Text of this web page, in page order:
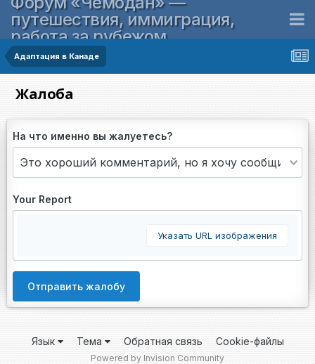
путешествия, иммиграция,
работа за рубежом
Адаптация в Канаде
Жалоба
На что именно вы жалуетесь?
Your Report
Указать URL изображения
Отправить жалобу
Язык Тема Обратная связь Cookie-файлы
Powered by Invision Community